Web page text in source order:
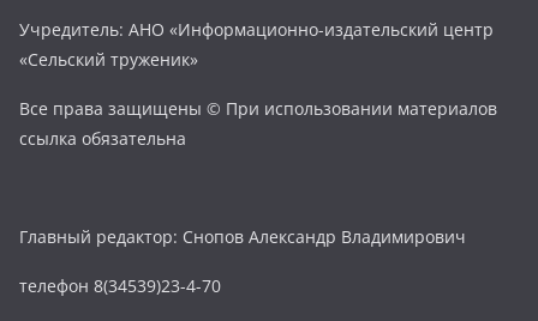
Учредитель: АНО «Информационно-издательский центр
«Сельский труженик»
Все права защищены © При использовании материалов
ссылка обязательна
Главный редактор: Снопов Александр Владимирович
телефон 8(34539)23-4-70